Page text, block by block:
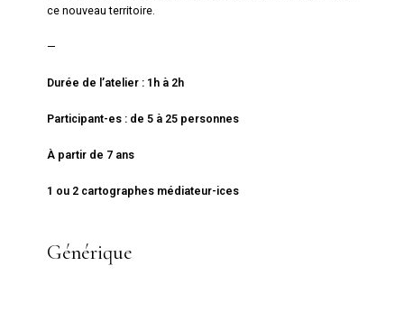
ce nouveau territoire.
—
Durée de l’atelier : 1h à 2h
Participant-es : de 5 à 25 personnes
À partir de 7 ans
1 ou 2 cartographes médiateur-ices
Générique